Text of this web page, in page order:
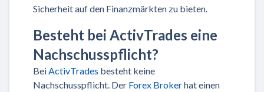
Sicherheit auf den Finanzmärkten zu bieten.
Besteht bei ActivTrades eine
Nachschusspflicht?
Bei ActivTrades besteht keine
Nachschusspflicht. Der Forex Brokerhat einen